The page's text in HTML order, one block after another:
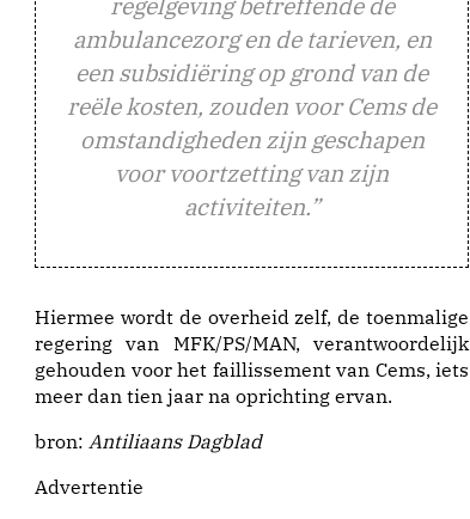
ambulancezorg en de tarieven, en
een subsidiëring op grond van de
reële kosten, zouden voor Cems de
omstandigheden zijn geschapen
voor voortzetting van zijn
activiteiten.”
Hiermee wordt de overheid zelf, de toenmalige
regering van MFK/PS/MAN, verantwoordelijk
gehouden voor het faillissement van Cems, iets
meer dan tien jaar na oprichting ervan.
bron: Antiliaans Dagblad
Advertentie